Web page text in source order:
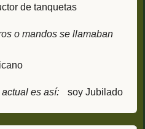
de tanquetas
o mandos se llamaban
es así: soy Jubilado